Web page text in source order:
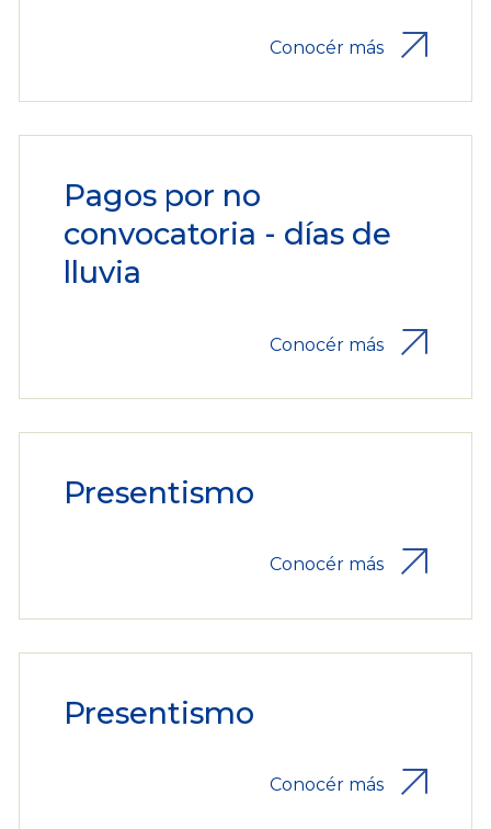
Conocér más
Pagos por no
convocatoria - días de
lluvia
Conocér más
Presentismo
Conocér más
Presentismo
Conocér más